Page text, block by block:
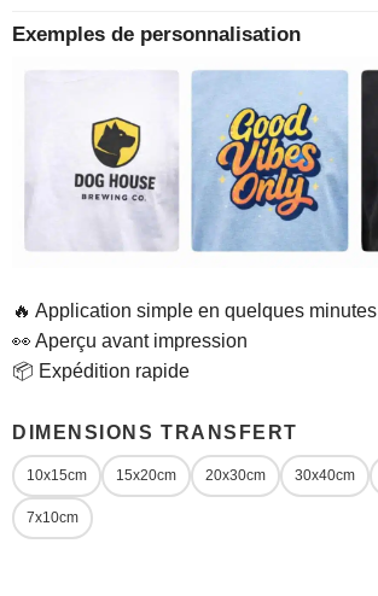
Exemples de personnalisation
🔥 Application simple en quelques minutes
👀 Aperçu avant impression
📦 Expédition rapide
DIMENSIONS TRANSFERT
10x15cm 15x20cm 20x30cm 30x40cm
7x10cm